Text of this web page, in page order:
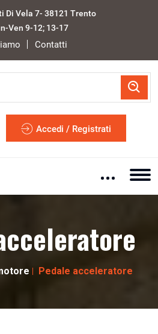
Di Vela 7- 38121 Trento
Ven 9-12; 13-17
Contatti
Accedi / Registrati
Pedale acceleratore